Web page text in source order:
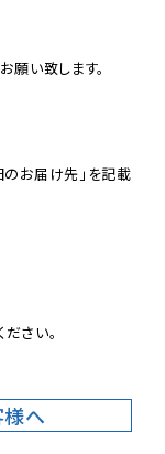
のお届け先」を記載
さい。
様へ